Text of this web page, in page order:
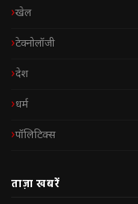
खेल
टेक्नोलॉजी
देश
धर्म
पॉलिटिक्स
ताज़ा खबरें